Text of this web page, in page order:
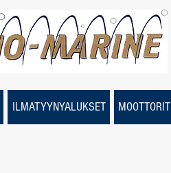
ILMATYYNYALUKSET MOOTTORIT